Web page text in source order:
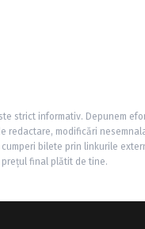
strict informativ. Depunem
redactare, modificări
bilete prin linkurile
final plătit de tine.